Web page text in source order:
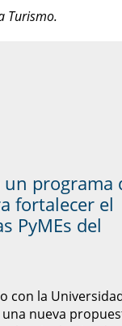
Turismo.
un programa
fortalecer el
PyMEs del
con la
nueva